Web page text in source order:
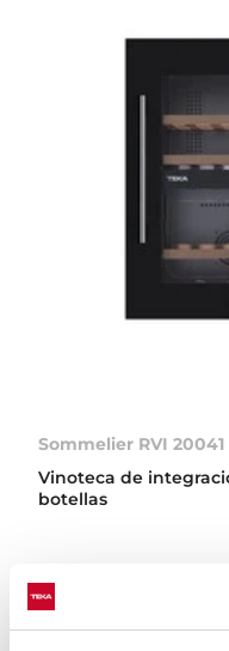
Sommelier RVI 20041
Vinoteca de
botellas